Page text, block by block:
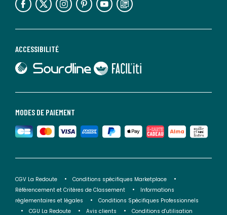
MODES DE PAIEMENT
ACCESSIBILITÉ
lien vers Sourdline
lien vers Faciliti
CGV La Redoute
Conditions spécifiques Marketplace
Référencement et Critères de Classement
Informations
réglementaires et légales
Conditions Spécifiques Professionnels
CGU La Redoute
Avis clients Conditions d'utilisation